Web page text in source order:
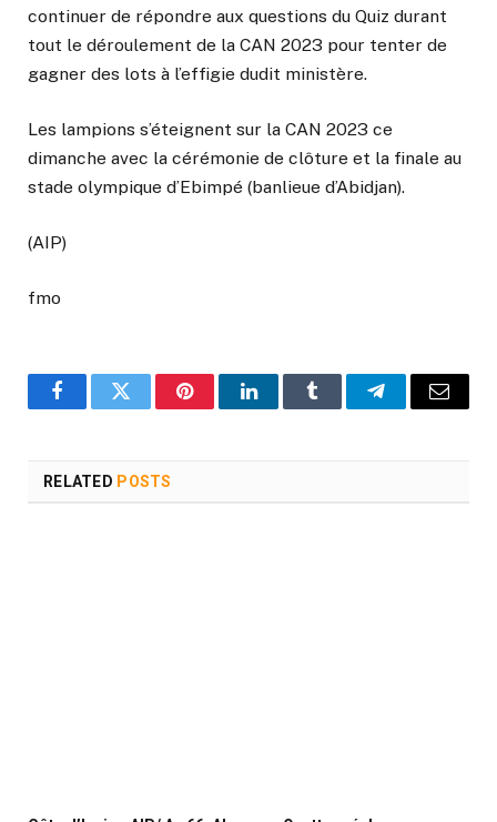
continuer de répondre aux questions du Quiz durant
tout le déroulement de la CAN 2023 pour tenter de
gagner des lots à l’effigie dudit ministère.
Les lampions s’éteignent sur la CAN 2023 ce
dimanche avec la cérémonie de clôture et la finale au
stade olympique d’Ebimpé (banlieue d’Abidjan).
(AIP)
fmo
FacebookTwitter PinterestLinkedInTumblr TelegramEmail
RELATED POSTS